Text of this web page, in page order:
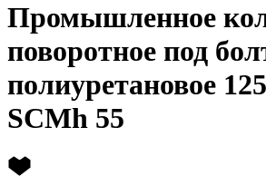
Промышленное
поворотное под
полиуретановое
SCMh 55